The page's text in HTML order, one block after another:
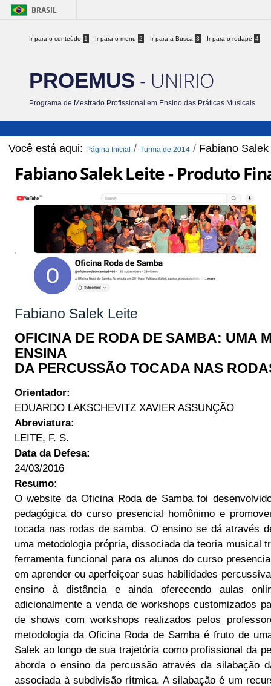
BRASIL
Ir para o conteúdo 1 Ir para o menu 2 Ir para a Busca 3 Ir para o rodapé 4
PROEMUS - UNIRIO
Programa de Mestrado Profissional em Ensino das Práticas Musicais
Você está aqui: Página Inicial /Turma de 2014 / Fabiano
Fabiano Salek Leite - Produto
Fabiano Salek Leite
OFICINA DE RODA DE SAMBA: UMA
ENSINA
DA PERCUSSÃO TOCADA NAS
Orientador:
EDUARDO LAKSCHEVITZ XAVIER ASSUNÇÃO
Abreviatura:
LEITE, F. S.
Data da Defesa:
24/03/2016
Resumo:
O website da Oficina Roda de Samba foi
pedagógica do curso presencial homônimo e
tocada nas rodas de samba. O ensino se dá através
uma metodologia própria, dissociada da teoria musical
ferramenta funcional para os alunos do curso
em aprender ou aperfeiçoar suas habilidades
ensino à distância e ainda oferecendo aulas
adicionalmente a venda de workshops customizados
de shows com workshops realizados pelos
metodologia da Oficina Roda de Samba é fruto de
Salek ao longo de sua trajetória como profissional da
aborda o ensino da percussão através da silabação
associada à subdivisão rítmica. A silabação é um